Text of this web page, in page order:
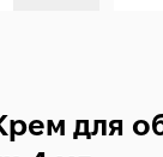
для